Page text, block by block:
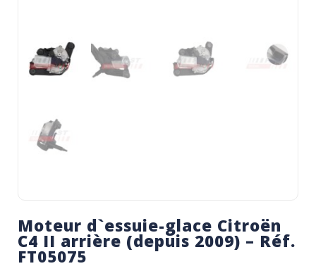
Moteur d`essuie-glace Citroën
C4 II arrière (depuis 2009) – Réf.
FT05075